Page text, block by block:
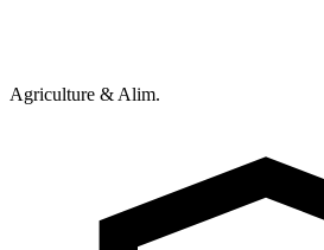
Agriculture & Alim.